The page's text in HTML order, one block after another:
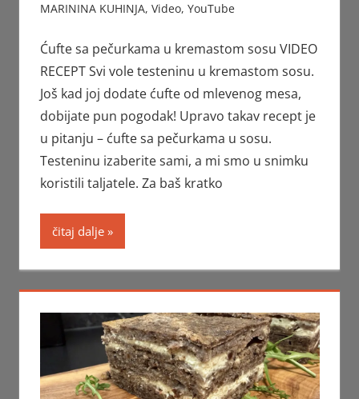
MARININA KUHINJA, Video, YouTube
Ćufte sa pečurkama u kremastom sosu VIDEO
RECEPT Svi vole testeninu u kremastom sosu.
Još kad joj dodate ćufte od mlevenog mesa,
dobijate pun pogodak! Upravo takav recept je
u pitanju – ćufte sa pečurkama u sosu.
Testeninu izaberite sami, a mi smo u snimku
koristili taljatele. Za baš kratko
čitaj dalje